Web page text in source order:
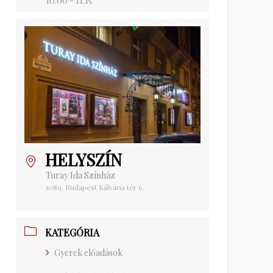
HELYSZÍN
Turay Ida Színház
1089. Budapest Kálvária tér 6.
KATEGÓRIA
Gyerek előadások